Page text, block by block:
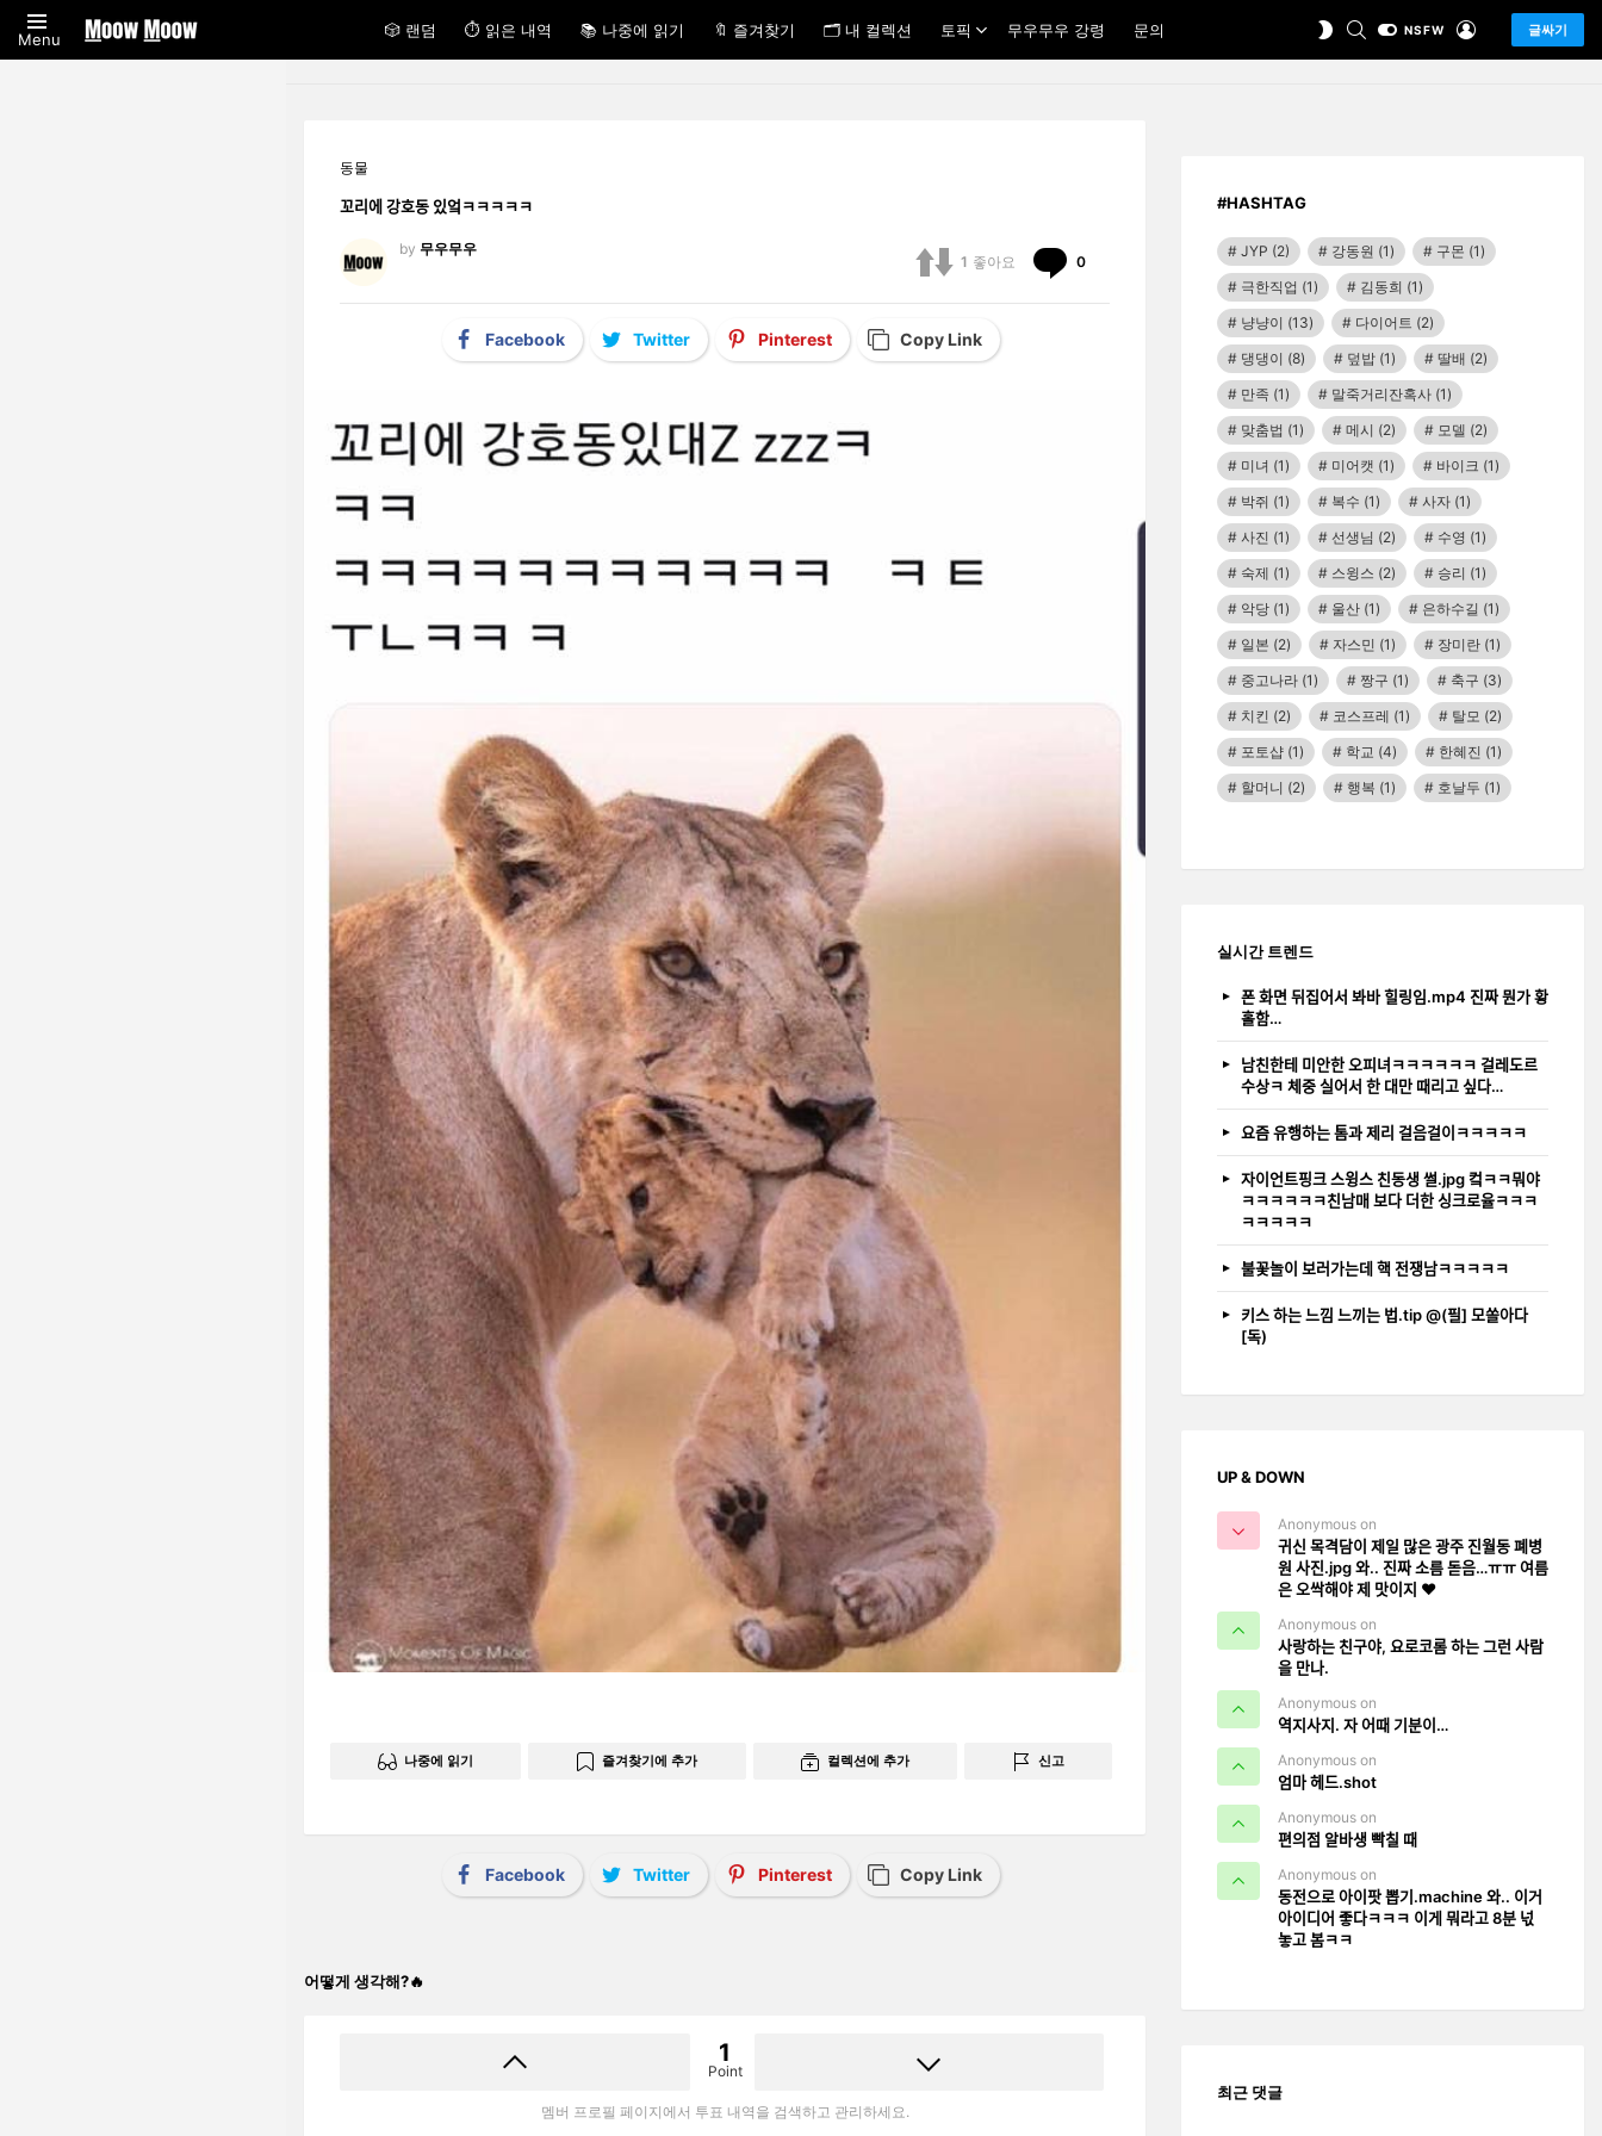
Menu 🎲 랜덤 ⏱ 읽은 내역 📚 나중에 읽기 🔖 즐겨찾기 🗂 내 컬렉션 토픽 무우무우 강령 문의
SWITCHSEARCHNSFW 글싸기
동물
꼬리에 강호동 있엌ㅋㅋㅋㅋㅋ
by 무우무우
1 좋아요 0
Facebook Twitter Pinterest Copy Link
나중에 읽기 즐겨찾기에 추가 컬렉션에 추가 신고
Facebook Twitter Pinterest Copy Link
어떻게 생각해?🔥
1
Point
멤버 프로필 페이지에서 투표 내역을 검색하고 관리하세요.
#HASHTAG
JYP (2) 강동원 (1) 구몬 (1)
극한직업 (1) 김동희 (1)
냥냥이 (13) 다이어트 (2)
댕댕이 (8) 덮밥 (1) 딸배 (2)
만족 (1) 말죽거리잔혹사 (1)
맞춤법 (1) 메시 (2) 모델 (2)
미녀 (1) 미어캣 (1) 바이크 (1)
박쥐 (1) 복수 (1) 사자 (1)
사진 (1) 선생님 (2) 수영 (1)
숙제 (1) 스윙스 (2) 승리 (1)
악당 (1) 울산 (1) 은하수길 (1)
일본 (2) 자스민 (1) 장미란 (1)
중고나라 (1) 짱구 (1) 축구 (3)
치킨 (2) 코스프레 (1) 탈모 (2)
포토샵 (1) 학교 (4) 한혜진 (1)
할머니 (2) 행복 (1) 호날두 (1)
실시간 트렌드
폰 화면 뒤집어서 봐바 힐링임.mp4 진짜 뭔가 황
홀함…
남친한테 미안한 오피녀ㅋㅋㅋㅋㅋㅋ 걸레도르
수상ㅋ 체중 실어서 한 대만 때리고 싶다…
요즘 유행하는 톰과 제리 걸음걸이ㅋㅋㅋㅋㅋ
자이언트핑크 스윙스 친동생 썰.jpg 컼ㅋㅋ뭐야
ㅋㅋㅋㅋㅋㅋ친남매 보다 더한 싱크로율ㅋㅋㅋ
ㅋㅋㅋㅋㅋ
불꽃놀이 보러가는데 핵 전쟁남ㅋㅋㅋㅋㅋ
키스 하는 느낌 느끼는 법.tip @(필] 모쏠아다
[독)
UP & DOWN
Anonymous on
귀신 목격담이 제일 많은 광주 진월동 폐병
원 사진.jpg 와.. 진짜 소름 돋음…ㅠㅠ 여름
은 오싹해야 제 맛이지 ❤️
Anonymous on
사랑하는 친구야, 요로코롬 하는 그런 사람
을 만나.
Anonymous on
역지사지. 자 어때 기분이…
Anonymous on
엄마 헤드.shot
Anonymous on
편의점 알바생 빡칠 때
Anonymous on
동전으로 아이팟 뽑기.machine 와.. 이거
아이디어 좋다ㅋㅋㅋ 이게 뭐라고 8분 넋
놓고 봄ㅋㅋ
최근 댓글